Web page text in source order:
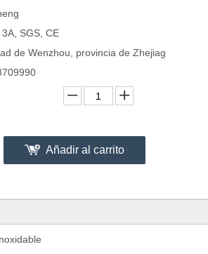
3A, SGS, CE
de Wenzhou, provincia de Zhejiag
Añadir al carrito